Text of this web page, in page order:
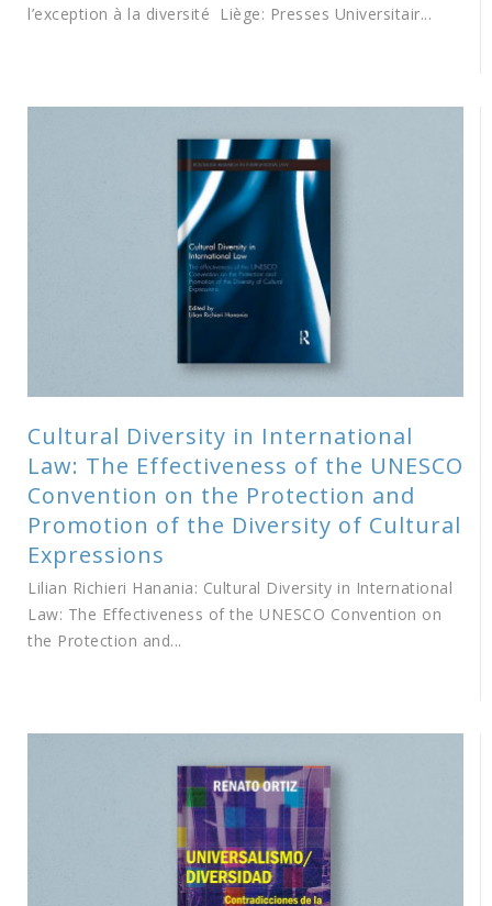
l’exception à la diversité Liège: Presses Universitair...
Cultural Diversity in International
Law: The Effectiveness of the UNESCO
Convention on the Protection and
Promotion of the Diversity of Cultural
Expressions
Lilian Richieri Hanania: Cultural Diversity in International
Law: The Effectiveness of the UNESCO Convention on
the Protection and...